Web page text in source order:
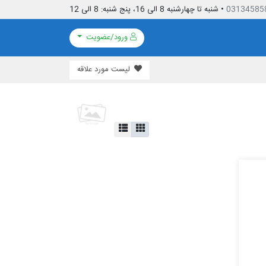
• شنبه تا چهارشنبه 8 الی 16، پنج شنبه: 8 الی 12
ورود/عضویت
لیست مورد علاقه